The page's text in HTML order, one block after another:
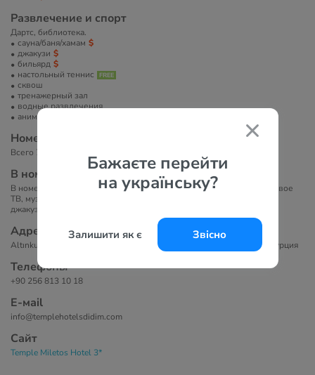
Бажаєте перейти
на українську?
Залишити як є Звісно
Развлечение и спорт
Дартс, библиотека.
сауна/баня/хамам
джакузи
бильярд
настольный теннис
сквош
тренажерный зал
водные развлечения
анимация
Номера
Всего 70 номеров. Отель состоит из одного 6-этажного здания.
В номерах
В номерах представлено: индивидуальный кондиционер, спутниковое
ТВ, музыкальный канал, мини-бар (пустой), интернет, ванна, фен,
джакузи, балкон, дополнительная раскладная кровать (по запросу).
Адрес
Altınkum, Çamlık mahallesi, Atatürk Blv. No:13, 09270 Didim/Aydın, Турция
Телефоны
+90 256 813 10 18
Е-маil
info@templehotelsdidim.com
Сайт
Temple Miletos Hotel 3*